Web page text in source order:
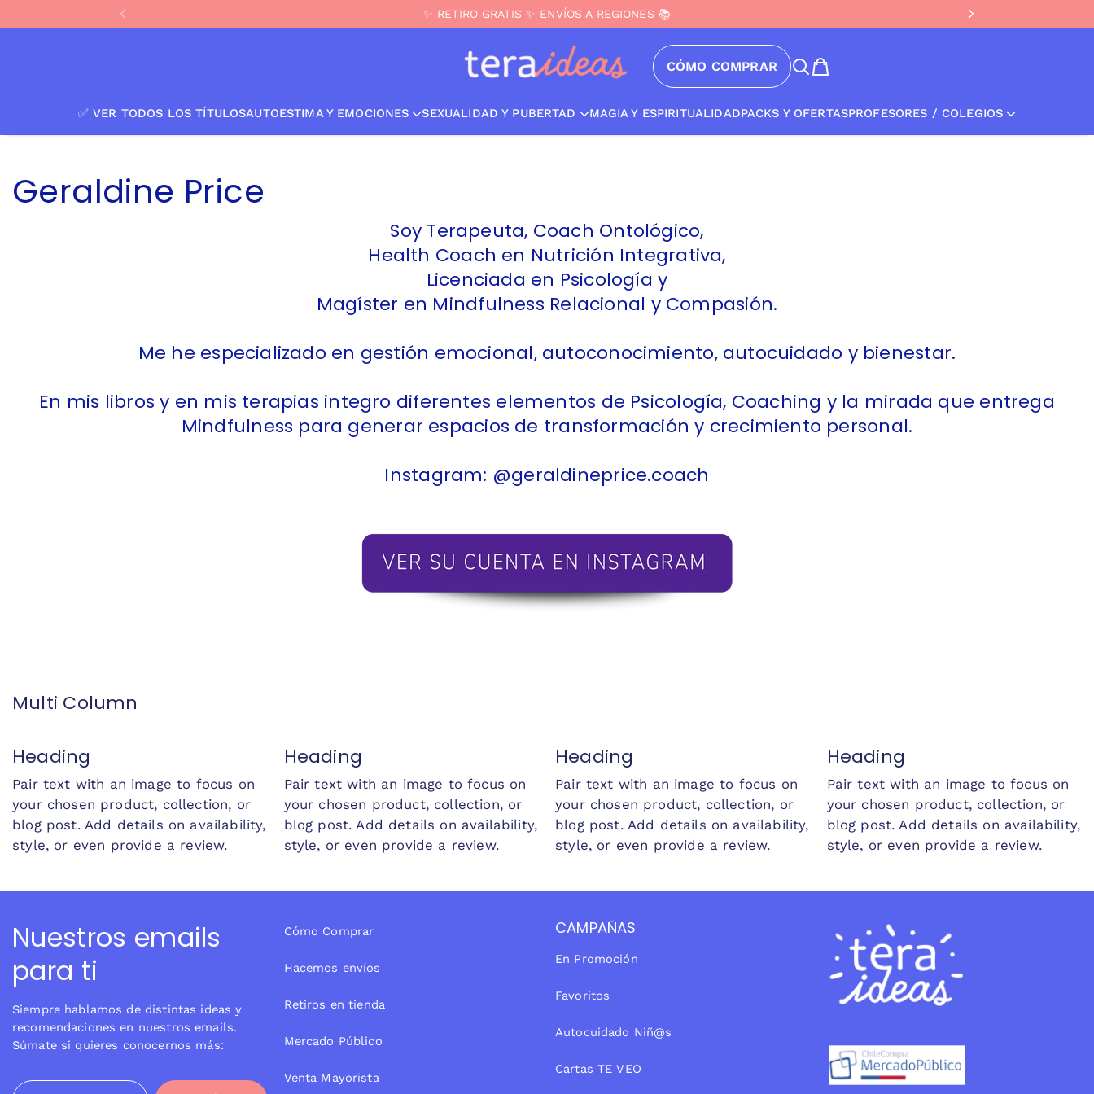
IR AL CONTENIDO
✨ RETIRO GRATIS ✨ ENVÍOS A REGIONES 📚
✨ NUEVO JUEGO ❤️ PingPong Pubertad
📦 🚚 DESPACHOS GRATIS compras sobre $99.900 ✨
Teraideas
CÓMO COMPRAR
✅ VER TODOS LOS TÍTULOSAUTOESTIMA Y EMOCIONES SEXUALIDAD Y PUBERTAD MAGIA Y ESPIRITUALIDADPACKS Y OFERTASPROFESORES / COLEGIOS
Geraldine Price
Soy Terapeuta, Coach Ontológico,
Health Coach en Nutrición Integrativa,
Licenciada en Psicología y
Magíster en Mindfulness Relacional y Compasión.
Me he especializado en gestión emocional, autoconocimiento, autocuidado y bienestar.
En mis libros y en mis terapias integro diferentes elementos de Psicología, Coaching y la mirada que entrega
Mindfulness para generar espacios de transformación y crecimiento personal.
Instagram: @geraldineprice.coach
Multi Column
Heading
Pair text with an image to focus on
your chosen product, collection, or
blog post. Add details on availability,
style, or even provide a review.
Heading
Pair text with an image to focus on
your chosen product, collection, or
blog post. Add details on availability,
style, or even provide a review.
Heading
Pair text with an image to focus on
your chosen product, collection, or
blog post. Add details on availability,
style, or even provide a review.
Heading
Pair text with an image to focus on
your chosen product, collection, or
blog post. Add details on availability,
style, or even provide a review.
Nuestros emails
para ti
Siempre hablamos de distintas ideas y
recomendaciones en nuestros emails.
Súmate si quieres conocernos más:
Correo electrónico
Cómo Comprar
Hacemos envíos
Retiros en tienda
Mercado Público
Venta Mayorista
CAMPAÑAS
En Promoción
Favoritos
Autocuidado Niñ@s
Cartas TE VEO